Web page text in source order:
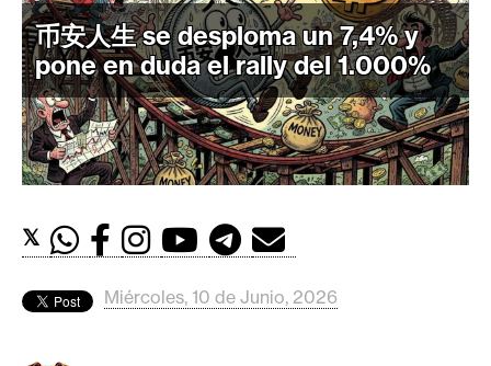
i
p
t
o
M
e
r
d
s
币安人生 se desploma un 7,4% y
pone en duda el rally del 1.000%
𝕏
Miércoles, 10 de Junio, 2026